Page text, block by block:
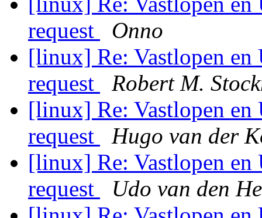
request
Onno
[linux] Re: Vastlopen en
request
Robert M.
[linux] Re: Vastlopen en
request
Hugo van der
[linux] Re: Vastlopen en
request
Udo van den